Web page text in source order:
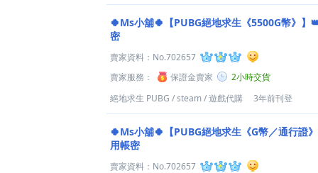
🍀Ms小舖🍀【PUBG絕地求生《5500G幣》】
密
賣家資料： No.702657
賣家服務：
保證金賣家
2小時交貨
絕地求生 PUBG /steam/遊戲代購 3年前刊登
🍀Ms小舖🍀【PUBG絕地求生《G幣／通行證
用帳密
賣家資料： No.702657